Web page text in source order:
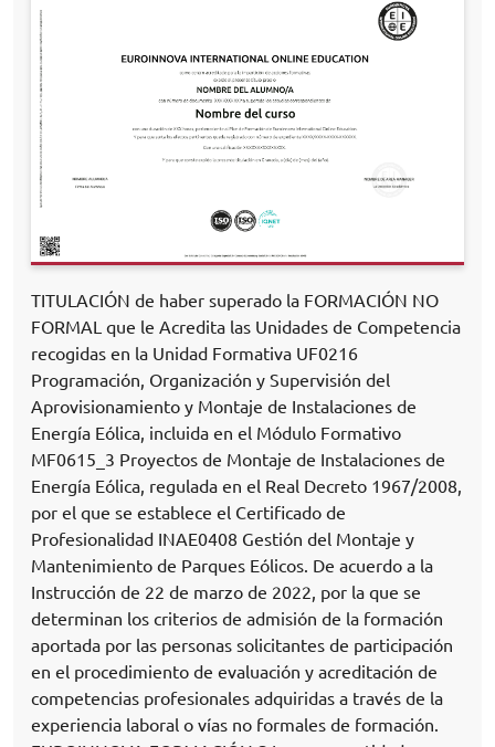
TITULACIÓN de haber superado la FORMACIÓN NO
FORMAL que le Acredita las Unidades de Competencia
recogidas en la Unidad Formativa UF0216
Programación, Organización y Supervisión del
Aprovisionamiento y Montaje de Instalaciones de
Energía Eólica, incluida en el Módulo Formativo
MF0615_3 Proyectos de Montaje de Instalaciones de
Energía Eólica, regulada en el Real Decreto 1967/2008,
por el que se establece el Certificado de
Profesionalidad INAE0408 Gestión del Montaje y
Mantenimiento de Parques Eólicos. De acuerdo a la
Instrucción de 22 de marzo de 2022, por la que se
determinan los criterios de admisión de la formación
aportada por las personas solicitantes de participación
en el procedimiento de evaluación y acreditación de
competencias profesionales adquiridas a través de la
experiencia laboral o vías no formales de formación.